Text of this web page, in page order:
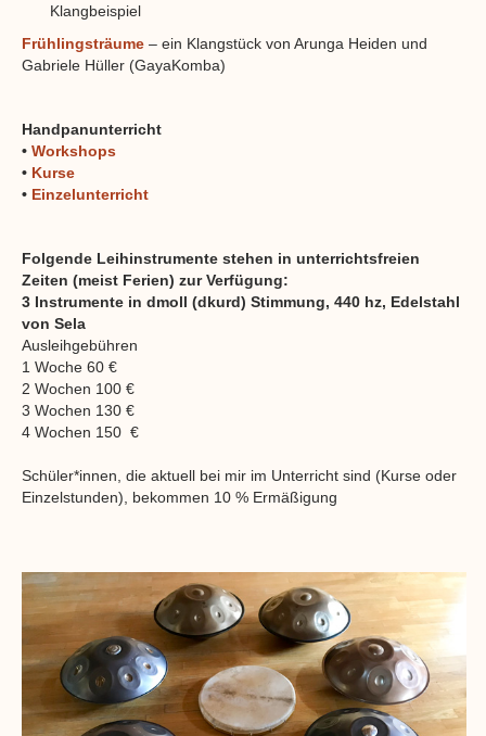
Klangbeispiel
Frühlingsträume – ein Klangstück von Arunga Heiden und
Gabriele Hüller (GayaKomba)
Handpanunterricht
• Workshops
• Kurse
• Einzelunterricht
Folgende Leihinstrumente stehen in unterrichtsfreien
Zeiten (meist Ferien) zur Verfügung:
3 Instrumente in dmoll (dkurd) Stimmung, 440 hz, Edelstahl
von Sela
Ausleihgebühren
1 Woche 60 €
2 Wochen 100 €
3 Wochen 130 €
4 Wochen 150 €
Schüler*innen, die aktuell bei mir im Unterricht sind (Kurse oder
Einzelstunden), bekommen 10 % Ermäßigung